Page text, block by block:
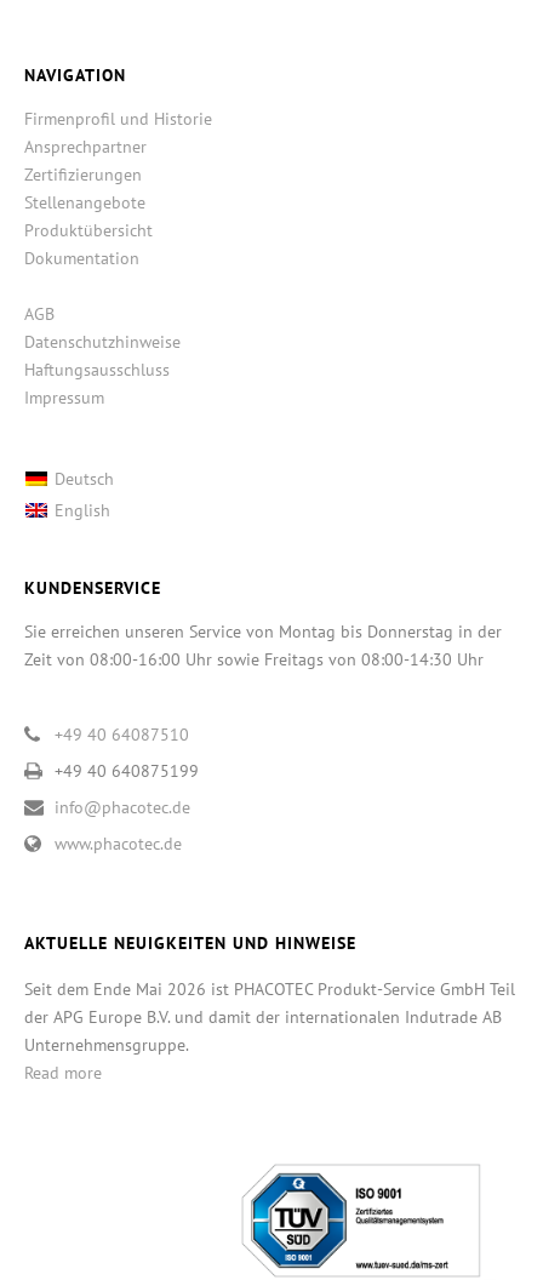
NAVIGATION
Firmenprofil und Historie
Ansprechpartner
Zertifizierungen
Stellenangebote
Produktübersicht
Dokumentation
AGB
Datenschutzhinweise
Haftungsausschluss
Impressum
Deutsch
English
KUNDENSERVICE
Sie erreichen unseren Service von Montag bis Donnerstag in der
Zeit von 08:00-16:00 Uhr sowie Freitags von 08:00-14:30 Uhr
+49 40 64087510
+49 40 640875199
info@phacotec.de
www.phacotec.de
AKTUELLE NEUIGKEITEN UND HINWEISE
Seit dem Ende Mai 2026 ist PHACOTEC Produkt-Service GmbH Teil
der APG Europe B.V. und damit der internationalen Indutrade AB
Unternehmensgruppe.
Read more